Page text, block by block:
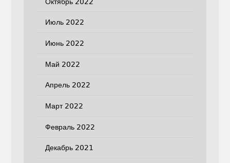
Июль 2022
Июнь 2022
Май 2022
Апрель 2022
Март 2022
Февраль 2022
Декабрь 2021